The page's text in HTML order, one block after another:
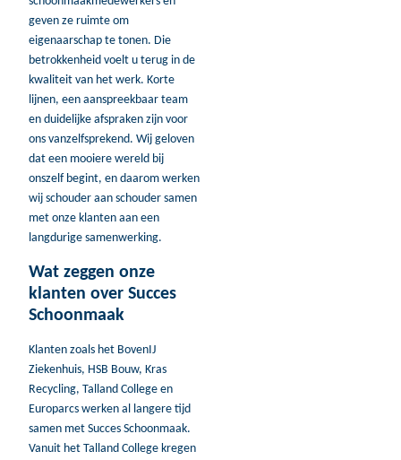
geven ze ruimte om
eigenaarschap te tonen. Die
betrokkenheid voelt u terug in de
kwaliteit van het werk. Korte
lijnen, een aanspreekbaar team
en duidelijke afspraken zijn voor
ons vanzelfsprekend. Wij geloven
dat een mooiere wereld bij
onszelf begint, en daarom werken
wij schouder aan schouder samen
met onze klanten aan een
langdurige samenwerking.
Wat zeggen onze
klanten over Succes
Schoonmaak
Klanten zoals het BovenIJ
Ziekenhuis, HSB Bouw, Kras
Recycling, Talland College en
Europarcs werken al langere tijd
samen met Succes Schoonmaak.
Vanuit het Talland College kregen